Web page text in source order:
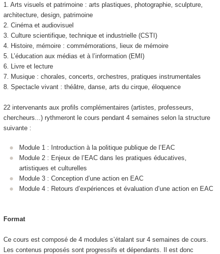
1. Arts visuels et patrimoine : arts plastiques, photographie, sculpture,
architecture, design, patrimoine
2. Cinéma et audiovisuel
3. Culture scientifique, technique et industrielle (CSTI)
4. Histoire, mémoire : commémorations, lieux de mémoire
5. L’éducation aux médias et à l’information (EMI)
6. Livre et lecture
7. Musique : chorales, concerts, orchestres, pratiques instrumentales
8. Spectacle vivant : théâtre, danse, arts du cirque, éloquence
22 intervenants aux profils complémentaires (artistes, professeurs,
chercheurs...) rythmeront le cours pendant 4 semaines selon la structure
suivante :
Module 1 : Introduction à la politique publique de l’EAC
Module 2 : Enjeux de l’EAC dans les pratiques éducatives,
artistiques et culturelles
Module 3 : Conception d’une action en EAC
Module 4 : Retours d’expériences et évaluation d’une action en EAC
Format
Ce cours est composé de 4 modules s’étalant sur 4 semaines de cours.
Les contenus proposés sont progressifs et dépendants. Il est donc